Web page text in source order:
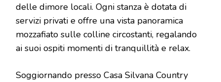
delle dimore locali. Ogni stanza è dotata di
servizi privati e offre una vista panoramica
mozzafiato sulle colline circostanti, regalando
ai suoi ospiti momenti di tranquillità e relax.
Soggiornando presso Casa Silvana Country